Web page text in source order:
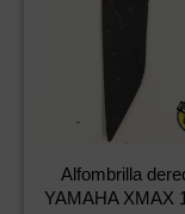
Alfombrilla
YAMAHA XMAX